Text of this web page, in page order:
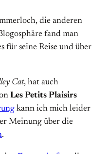
die anderen
fand man
für seine Reise und über
Cat, hat auch
Les Petits Plaisirs
kann ich mich leider
Meinung über die
.